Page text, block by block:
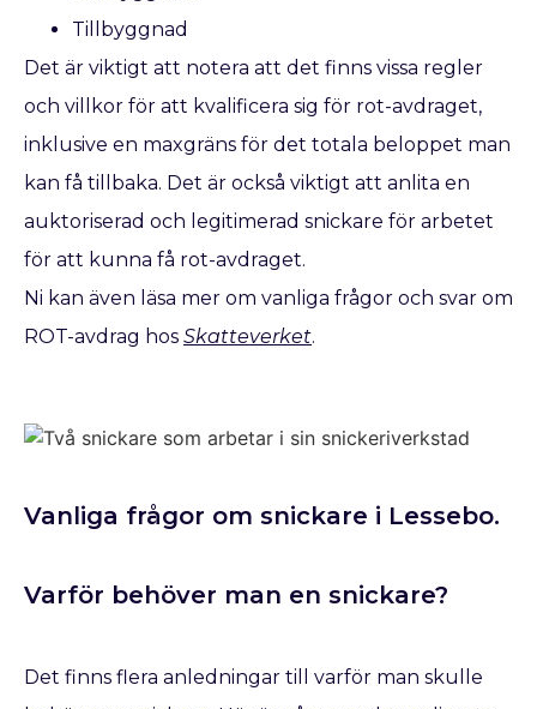
Tillbyggnad
Det är viktigt att notera att det finns vissa regler
och villkor för att kvalificera sig för rot-avdraget,
inklusive en maxgräns för det totala beloppet man
kan få tillbaka. Det är också viktigt att anlita en
auktoriserad och legitimerad snickare för arbetet
för att kunna få rot-avdraget.
Ni kan även läsa mer om vanliga frågor och svar om
ROT-avdrag hos Skatteverket.
Vanliga frågor om snickare i Lessebo.
Varför behöver man en snickare?
Det finns flera anledningar till varför man skulle